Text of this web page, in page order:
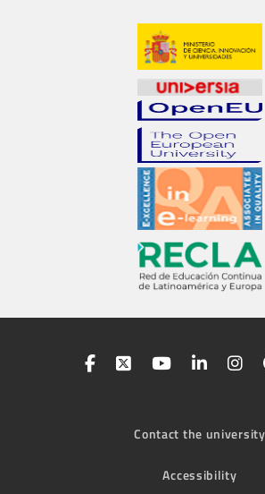
Contact the university
Accessibility